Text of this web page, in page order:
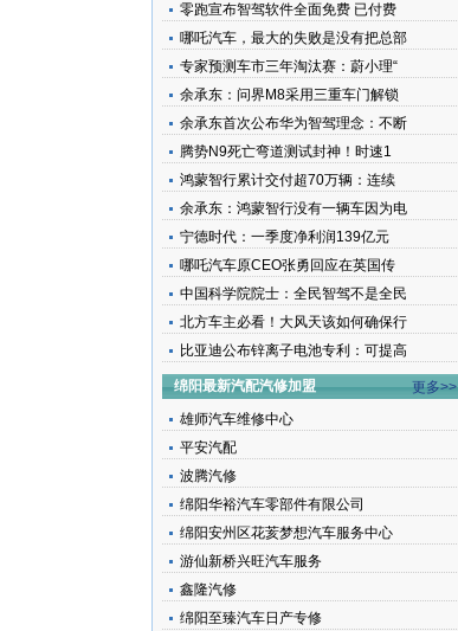
零跑宣布智驾软件全面免费 已付费
哪吒汽车，最大的失败是没有把总部
专家预测车市三年淘汰赛：蔚小理“
余承东：问界M8采用三重车门解锁
余承东首次公布华为智驾理念：不断
腾势N9死亡弯道测试封神！时速1
鸿蒙智行累计交付超70万辆：连续
余承东：鸿蒙智行没有一辆车因为电
宁德时代：一季度净利润139亿元
哪吒汽车原CEO张勇回应在英国传
中国科学院院士：全民智驾不是全民
北方车主必看！大风天该如何确保行
比亚迪公布锌离子电池专利：可提高
绵阳最新汽配汽修加盟
更多>>
雄师汽车维修中心
平安汽配
波腾汽修
绵阳华裕汽车零部件有限公司
绵阳安州区花荄梦想汽车服务中心
游仙新桥兴旺汽车服务
鑫隆汽修
绵阳至臻汽车日产专修